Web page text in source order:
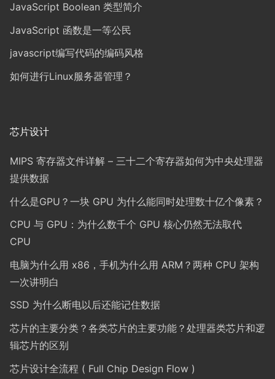
JavaScript Boolean 类型简介
JavaScript 函数是一等公民
javascript编写代码的编码风格
如何进行Linux服务器管理？
芯片设计
MIPS 寄存器文件详解 – 三十二个寄存器如何为中央处理器
提供数据
什么是GPU？一块 GPU 为什么能同时处理数十亿个像素？
CPU 与 GPU：为什么数千个 GPU 核心仍然无法取代
CPU
电脑为什么用 x86，手机为什么用 ARM？两种 CPU 架构
一次讲明白
SSD 为什么断电以后还能记住数据
芯片的主要分类？各类芯片的主要功能？处理器类芯片和逻
辑芯片的区别
芯片设计全流程 ( Full Chip Design Flow )